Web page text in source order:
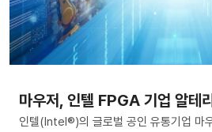
마우저, 인텔 FPGA 기업 알테
인텔(Intel®)의 글로벌 공인 유통기업 마